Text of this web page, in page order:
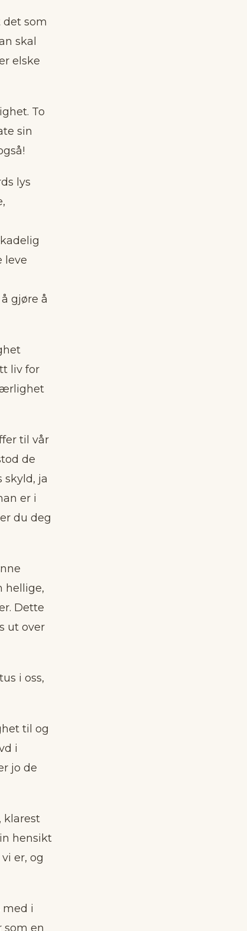
som
skal
elske
To
sin
lys
leve
gjøre å
liv for
til vår
de
skyld, ja
er i
du deg
hellige,
Dette
ut over
i oss,
til og
i
jo de
klarest
hensikt
er, og
med i
som en